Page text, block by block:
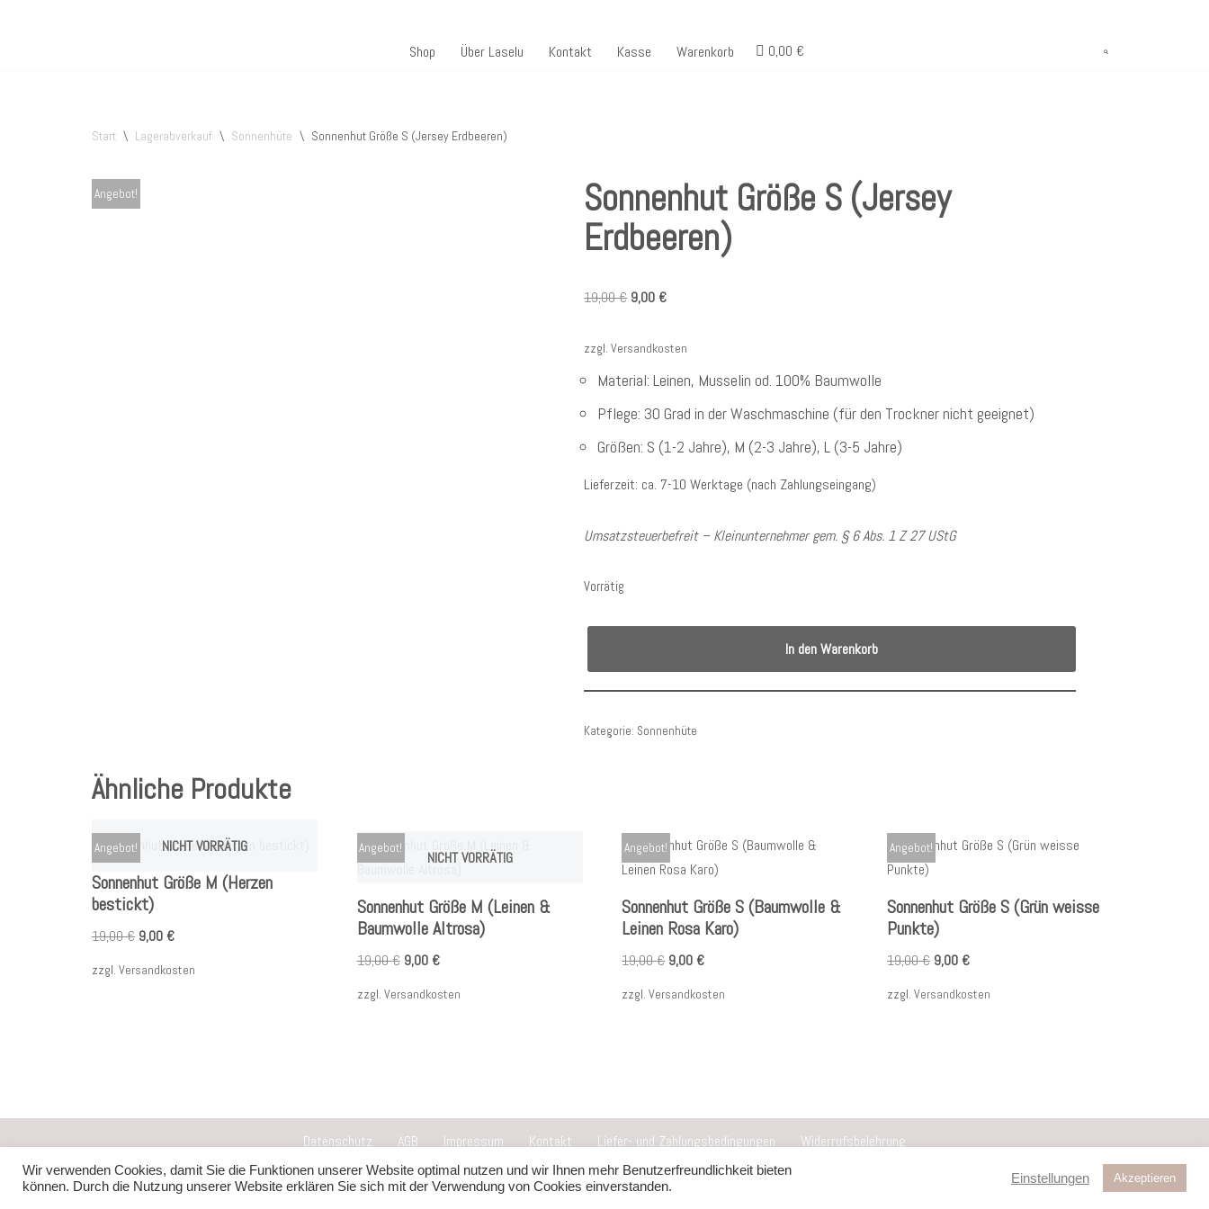
Shop Über Laselu Kontakt Kasse Warenkorb 0,00 €
Start \ Lagerabverkauf \ Sonnenhüte \ Sonnenhut Größe S (Jersey Erdbeeren)
Angebot!
Sonnenhut Größe S (Jersey
Erdbeeren)
19,00€ 9,00 €
zzgl.Versandkosten
Material: Leinen, Musselin od. 100% Baumwolle
Pflege: 30 Grad in der Waschmaschine (für den Trockner nicht geeignet)
Größen: S (1-2 Jahre), M (2-3 Jahre), L (3-5 Jahre)
Lieferzeit: ca. 7-10 Werktage (nach Zahlungseingang)
Umsatzsteuerbefreit – Kleinunternehmer gem. § 6 Abs. 1 Z 27 UStG
Vorrätig
In den Warenkorb
Kategorie: Sonnenhüte
Ähnliche Produkte
NICHT VORRÄTIG
Angebot!
Sonnenhut Größe M (Herzen
bestickt)
19,00€ 9,00 €
zzgl. Versandkosten
NICHT VORRÄTIG
Angebot!
Sonnenhut Größe M (Leinen &
Baumwolle Altrosa)
19,00€ 9,00 €
zzgl. Versandkosten
Angebot!
Sonnenhut Größe S (Baumwolle &
Leinen Rosa Karo)
19,00€ 9,00 €
zzgl.Versandkosten
Angebot!
Sonnenhut Größe S (Grün weisse
Punkte)
19,00€ 9,00 €
zzgl.Versandkosten
Datenschutz AGB Impressum Kontakt Liefer- und Zahlungsbedingungen Widerrufsbelehrung
Neve| Präsentiert vonWordPress
Wir verwenden Cookies, damit Sie die Funktionen unserer Website optimal nutzen und wir Ihnen mehr Benutzerfreundlichkeit bieten
können. Durch die Nutzung unserer Website erklären Sie sich mit der Verwendung von Cookies einverstanden.
Einstellungen Akzeptieren